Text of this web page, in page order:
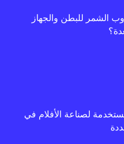
الشمر للبطن والجهاز
لصناعة الأفلام في